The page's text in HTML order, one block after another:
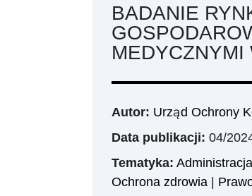
BADANIE
Autor: Urząd Ochrony
Data publikacji: 04/
Tematyka:
Ochrona zdrowia|